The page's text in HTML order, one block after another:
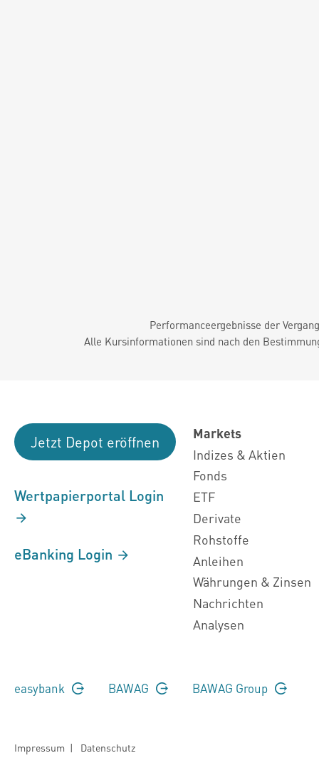
Performanceergebnisse der
Alle Kursinformationen sind nach den
Jetzt Depot eröffnen
Wertpapierportal Login
eBanking Login
Markets
Indizes & Aktien
Fonds
ETF
Derivate
Rohstoffe
Anleihen
Währungen & Zinsen
Nachrichten
Analysen
easybank BAWAG BAWAG Group
Impressum | Datenschutz